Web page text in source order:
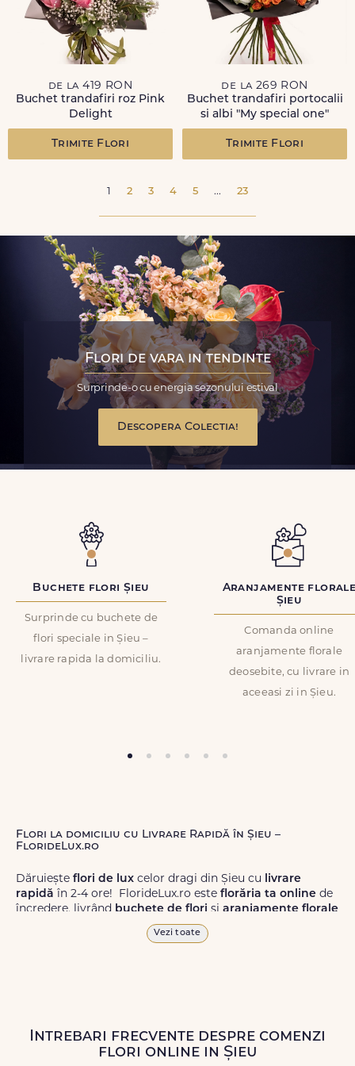
de la 419 RON
Buchet trandafiri roz Pink
Delight
Trimite Flori
de la 269 RON
Buchet trandafiri portocalii
si albi "My special one"
Trimite Flori
1 2 3 4 5 ... 23
Flori de vara in tendinte
Surprinde-o cu energia sezonului estival
Descopera Colectia!
Buchete flori Șieu
Surprinde cu buchete de
flori speciale in Șieu –
livrare rapida la domiciliu.
Aranjamente
Șieu
Comanda online
aranjamente florale
deosebite, cu livrare in
aceeasi zi in Șieu.
Flori la domiciliu cu Livrare Rapidă în Șieu –
FlorideLux.ro
Dăruiește flori de lux celor dragi din Șieu cu livrare
rapidă în 2-4 ore! FlorideLux.ro este florăria ta online de
încredere, livrând buchete de flori și aranjamente florale
de calitate superioară în Șieu și în toată România.
Livrăm buchete de florichiar și în weekend, pentru ca tu
să poți adresa un gest frumos atunci când ai nevoie.
Vezi toate
Intrebari frecvente despre comenzi
flori online in Șieu